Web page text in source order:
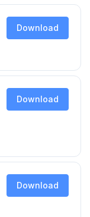
Download
Download
Download